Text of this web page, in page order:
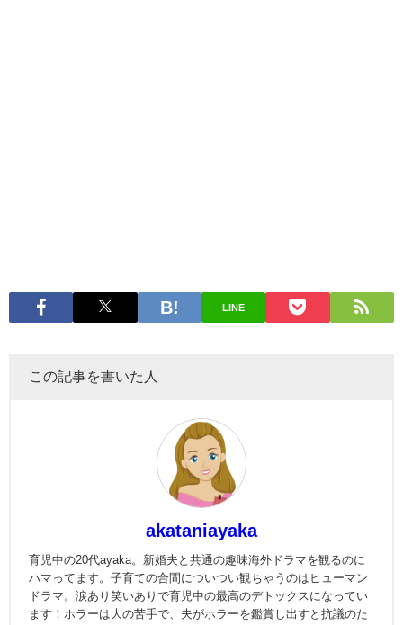
LINE
この記事を書いた人
akataniayaka
育児中の20代ayaka。新婚夫と共通の趣味海外ドラマを観るのに
ハマってます。子育ての合間についつい観ちゃうのはヒューマン
ドラマ。涙あり笑いありで育児中の最高のデトックスになってい
ます！ホラーは大の苦手で、夫がホラーを鑑賞し出すと抗議のた